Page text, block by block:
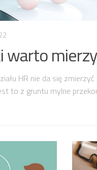
warto
HR nie da się
to z gruntu mylne